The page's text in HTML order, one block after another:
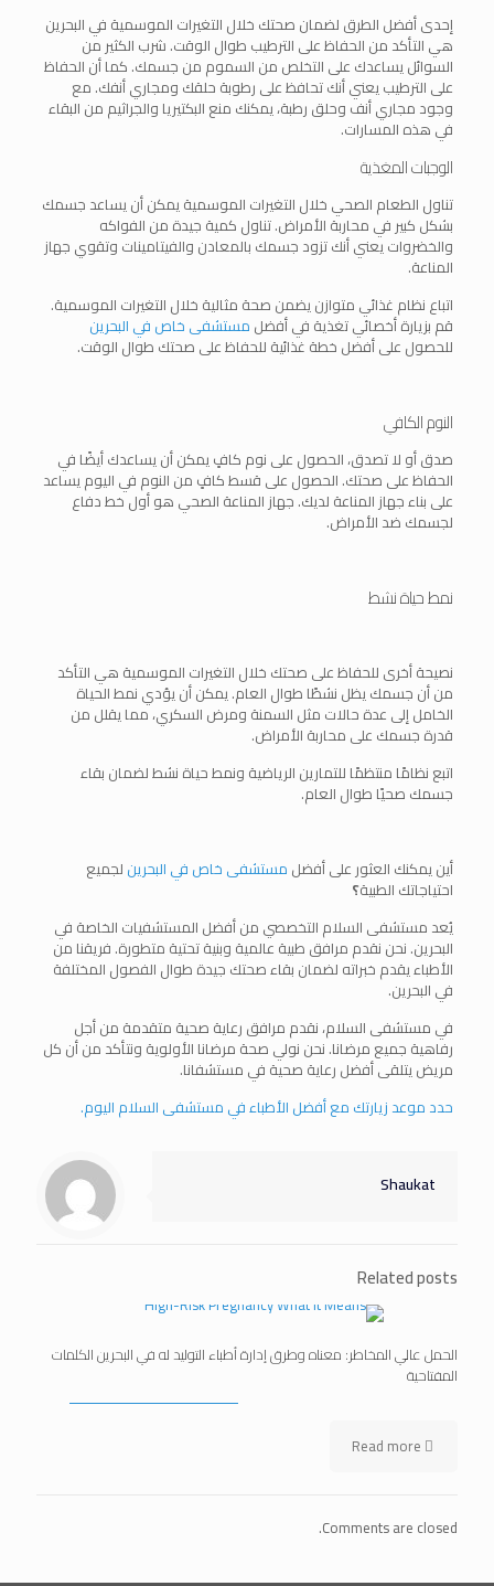
إحدى أفضل الطرق لضمان صحتك خلال التغيرات الموسمية في البحرين
هي التأكد من الحفاظ على الترطيب طوال الوقت. شرب الكثير من
السوائل يساعدك على التخلص من السموم من جسمك. كما أن الحفاظ
على الترطيب يعني أنك تحافظ على رطوبة حلقك ومجاري أنفك. مع
وجود مجاري أنف وحلق رطبة، يمكنك منع البكتيريا والجراثيم من البقاء
في هذه المسارات.
الوجبات المغذية
تناول الطعام الصحي خلال التغيرات الموسمية يمكن أن يساعد جسمك
بشكل كبير في محاربة الأمراض. تناول كمية جيدة من الفواكه
والخضروات يعني أنك تزود جسمك بالمعادن والفيتامينات وتقوي جهاز
المناعة.
اتباع نظام غذائي متوازن يضمن صحة مثالية خلال التغيرات الموسمية.
قم بزيارة أخصائي تغذية في أفضل مستشفى خاص في البحرين
للحصول على أفضل خطة غذائية للحفاظ على صحتك طوال الوقت.
النوم الكافي
صدق أو لا تصدق، الحصول على نوم كافٍ يمكن أن يساعدك أيضًا في
الحفاظ على صحتك. الحصول على قسط كافٍ من النوم في اليوم يساعد
على بناء جهاز المناعة لديك. جهاز المناعة الصحي هو أول خط دفاع
لجسمك ضد الأمراض.
نمط حياة نشط
نصيحة أخرى للحفاظ على صحتك خلال التغيرات الموسمية هي التأكد
من أن جسمك يظل نشطًا طوال العام. يمكن أن يؤدي نمط الحياة
الخامل إلى عدة حالات مثل السمنة ومرض السكري، مما يقلل من
قدرة جسمك على محاربة الأمراض.
اتبع نظامًا منتظمًا للتمارين الرياضية ونمط حياة نشط لضمان بقاء
جسمك صحيًا طوال العام.
أين يمكنك العثور على أفضل مستشفى خاص في البحرين لجميع
احتياجاتك الطبية؟
يُعد مستشفى السلام التخصصي من أفضل المستشفيات الخاصة في
البحرين. نحن نقدم مرافق طبية عالمية وبنية تحتية متطورة. فريقنا من
الأطباء يقدم خبراته لضمان بقاء صحتك جيدة طوال الفصول المختلفة
في البحرين.
في مستشفى السلام، نقدم مرافق رعاية صحية متقدمة من أجل
رفاهية جميع مرضانا. نحن نولي صحة مرضانا الأولوية ونتأكد من أن كل
مريض يتلقى أفضل رعاية صحية في مستشفانا.
حدد موعد زيارتك مع أفضل الأطباء في مستشفى السلام اليوم.
Shaukat
Related posts
الحمل عالي المخاطر: معناه وطرق إدارة أطباء التوليد له في البحرين الكلمات
المفتاحية
Read more
Comments are closed.